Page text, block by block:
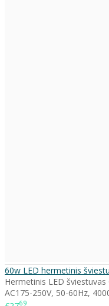
60w LED hermetinis
Hermetinis LED
AC175-250V, 50-60Hz,
69